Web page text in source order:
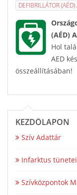
DEFIBRILLÁTOR
(AÉD)
Hol
AED
összeállításában!
KEZDŐLAPON
Szív Adattár
Infarktus tünetei
Szívközpontok